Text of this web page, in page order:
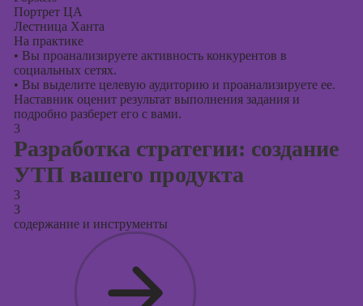
Портрет ЦА
Лестница Ханта
На практике
• Вы проанализируете активность конкурентов в
социальных сетях.
• Вы выделите целевую аудиторию и проанализируете ее.
Наставник оценит результат выполнения задания и
подробно разберет его с вами.
3
Разработка стратегии: создание
УТП вашего продукта
3
3
содержание и инструменты